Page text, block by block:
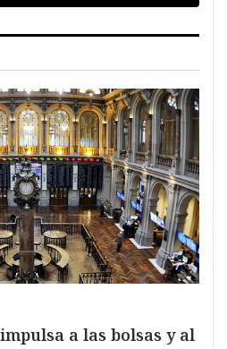
a las bolsas y al